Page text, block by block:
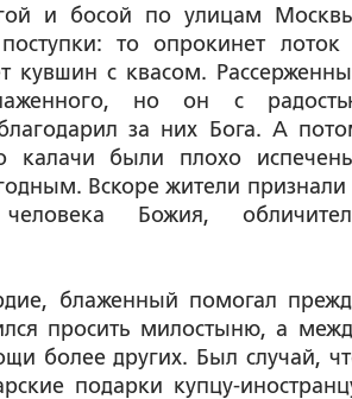
и босой по улицам
то опрокинет лоток
кувшин с квасом.
но он с
за них Бога. А
калачи были плохо
Вскоре жители признали
Божия,
блаженный помогал
просить милостыню, а
более других. Был случай,
подарки купцу-